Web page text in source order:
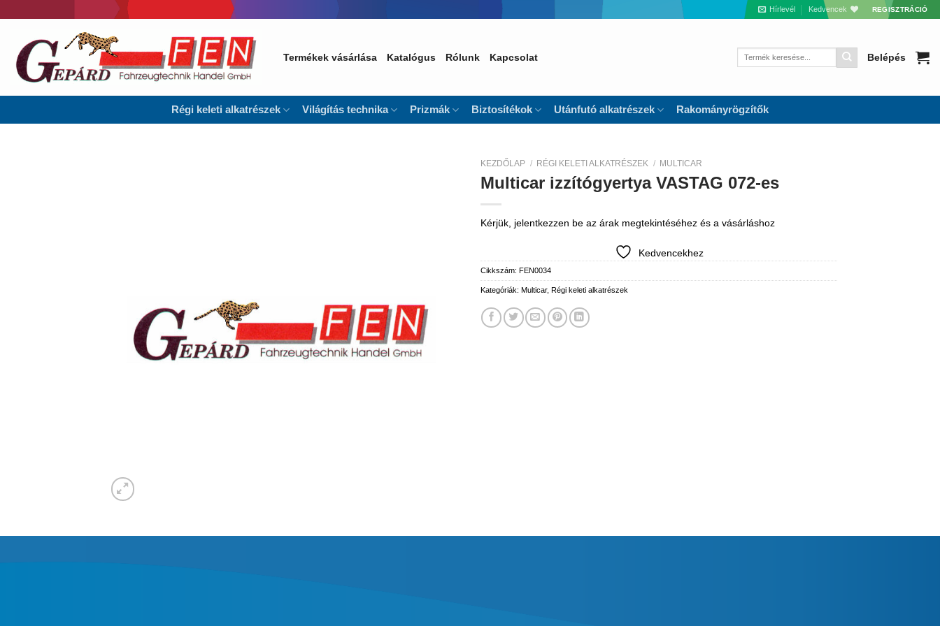
to
Hírlevél Kedvencek REGISZTRÁCIÓ
Termékek vásárlása Katalógus Rólunk Kapcsolat
Keresés
Belépés
Régi keleti alkatrészek Világítás technika Prizmák Biztosítékok Utánfutó alkatrészek Rakományrögzítők
KEZDŐLAP / RÉGI KELETI ALKATRÉSZEK / MULTICAR
Multicar izzítógyertya VASTAG 072-es
Kérjük, jelentkezzen be az árak megtekintéséhez és a vásárláshoz
Kedvencekhez
Cikkszám: FEN0034
Kategóriák: Multicar, Régi keleti alkatrészek